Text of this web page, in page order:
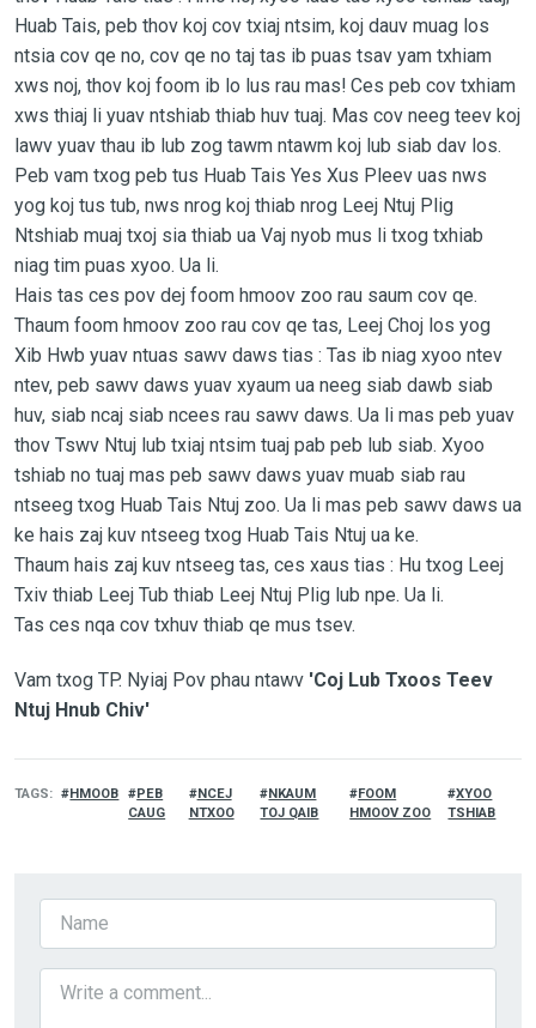
Huab Tais, peb thov koj cov txiaj ntsim, koj dauv muag los
ntsia cov qe no, cov qe no taj tas ib puas tsav yam txhiam
xws noj, thov koj foom ib lo lus rau mas! Ces peb cov txhiam
xws thiaj li yuav ntshiab thiab huv tuaj. Mas cov neeg teev koj
lawv yuav thau ib lub zog tawm ntawm koj lub siab dav los.
Peb vam txog peb tus Huab Tais Yes Xus Pleev uas nws
yog koj tus tub, nws nrog koj thiab nrog Leej Ntuj Plig
Ntshiab muaj txoj sia thiab ua Vaj nyob mus li txog txhiab
niag tim puas xyoo. Ua li.
Hais tas ces pov dej foom hmoov zoo rau saum cov qe.
Thaum foom hmoov zoo rau cov qe tas, Leej Choj los yog
Xib Hwb yuav ntuas sawv daws tias : Tas ib niag xyoo ntev
ntev, peb sawv daws yuav xyaum ua neeg siab dawb siab
huv, siab ncaj siab ncees rau sawv daws. Ua li mas peb yuav
thov Tswv Ntuj lub txiaj ntsim tuaj pab peb lub siab. Xyoo
tshiab no tuaj mas peb sawv daws yuav muab siab rau
ntseeg txog Huab Tais Ntuj zoo. Ua li mas peb sawv daws ua
ke hais zaj kuv ntseeg txog Huab Tais Ntuj ua ke.
Thaum hais zaj kuv ntseeg tas, ces xaus tias : Hu txog Leej
Txiv thiab Leej Tub thiab Leej Ntuj Plig lub npe. Ua li.
Tas ces nqa cov txhuv thiab qe mus tsev.
Vam txog TP. Nyiaj Pov phau ntawv'Coj Lub Txoos Teev
Ntuj Hnub Chiv'
TAGS HMOOB
PEB
CAUG
NCEJ
NTXOO
NKAUM
TOJ QAIB
FOOM
HMOOV ZOO
XYOO
TSHIAB